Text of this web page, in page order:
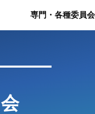
専門・各種委員会